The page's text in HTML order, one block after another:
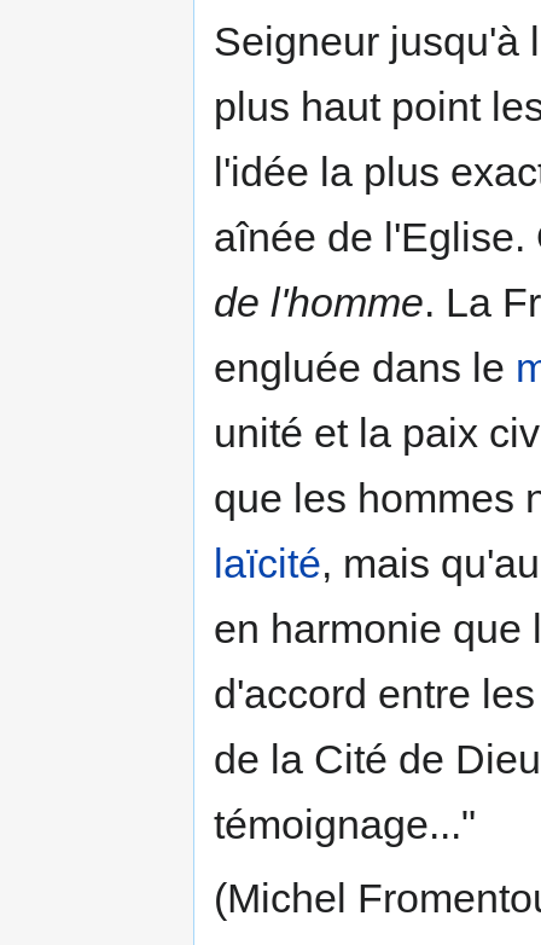
Seigneur jusqu'à
plus haut point
l'idée la plus
aînée de
de l'homme. La
engluée dans le
unité et la paix
que les hommes
laïcité, mais
en harmonie que
d'accord entre
de la Cité de
témoignage..."
(Michel